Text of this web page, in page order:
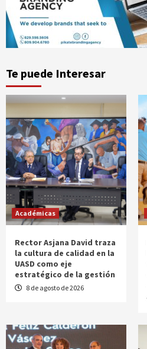
Te puede Interesar
Académicas
Rector Asjana David traza
la cultura de calidad en la
UASD como eje
estratégico de la gestión
8 de agosto de 2026